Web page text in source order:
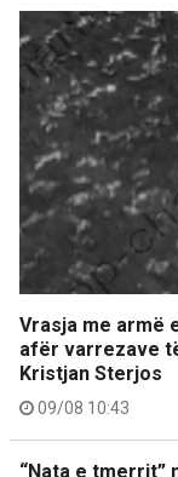
Vrasja me armë
afër varrezave
Kristjan Sterjos
09/08 10:43
“Nata e tmerrit”